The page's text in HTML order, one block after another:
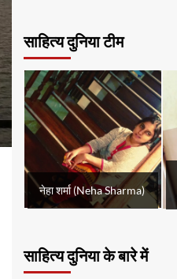
साहित्य दुनिया टीम
नेहा शर्मा (Neha Sharma)
साहित्य दुनिया के बारे में